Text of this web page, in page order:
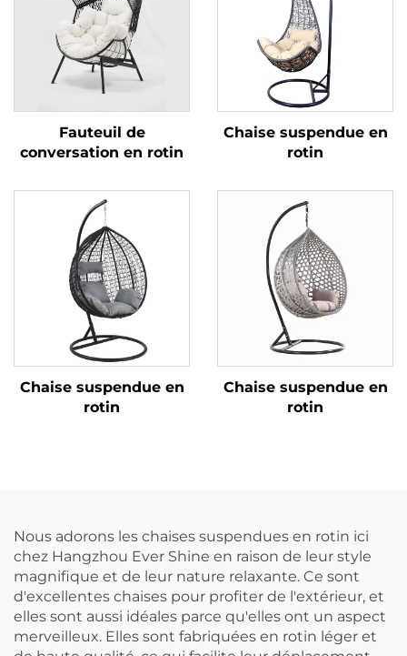
Fauteuil de
conversation en rotin
Chaise suspendue en
rotin
Chaise suspendue en
rotin
Chaise suspendue en
rotin
Nous adorons les chaises suspendues en rotin ici
chez Hangzhou Ever Shine en raison de leur style
magnifique et de leur nature relaxante. Ce sont
d'excellentes chaises pour profiter de l'extérieur, et
elles sont aussi idéales parce qu'elles ont un aspect
merveilleux. Elles sont fabriquées en rotin léger et